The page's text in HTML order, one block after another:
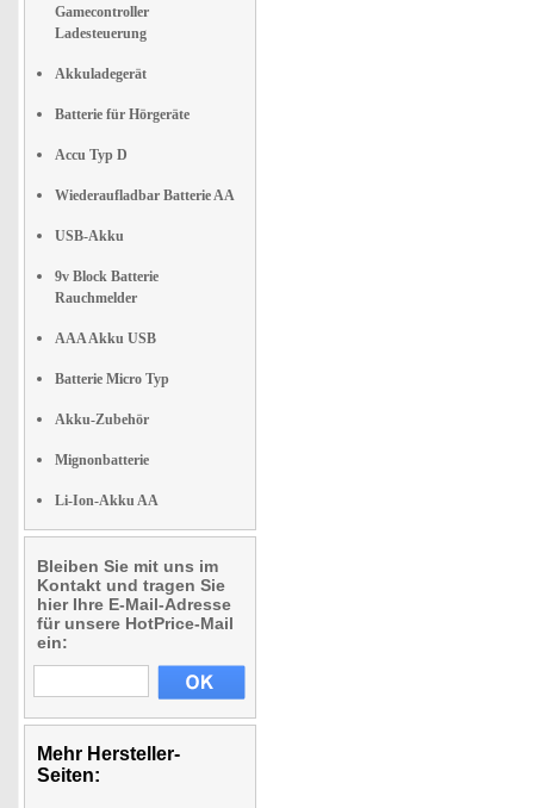
Gamecontroller
Ladesteuerung
Akkuladegerät
Batterie für Hörgeräte
Accu Typ D
Wiederaufladbar Batterie AA
USB-Akku
9v Block Batterie
Rauchmelder
AAA Akku USB
Batterie Micro Typ
Akku-Zubehör
Mignonbatterie
Li-Ion-Akku AA
Bleiben Sie mit uns im
Kontakt und tragen Sie
hier Ihre E-Mail-Adresse
für unsere HotPrice-Mail
ein:
Mehr Hersteller-
Seiten: